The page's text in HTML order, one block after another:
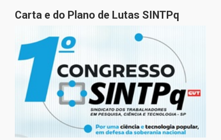
Carta e do Plano de Lutas SINTPq